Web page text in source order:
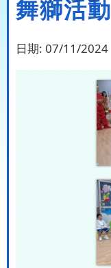
舞獅活動
日期: 07/11/2024